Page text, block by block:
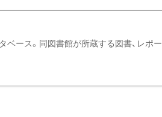
ース。同図書館が所蔵する図書、レポー